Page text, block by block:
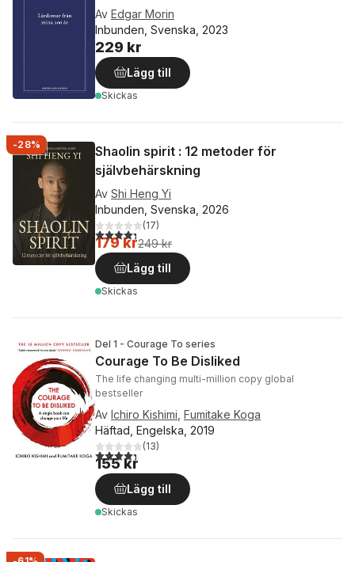
Av Edgar Morin
Inbunden, Svenska, 2023
229 kr
Lägg till
Skickas
-28%
Shaolin spirit : 12 metoder för
självbehärskning
Av Shi Heng Yi
Inbunden, Svenska, 2026
4,3utav 5 stjärnor. Totalt antal röster:
(17)
179 kr249 kr
Lägg till
Skickas
Del 1 - Courage To series
Courage To Be Disliked
The life changing multi-million copy global
bestseller
Av Ichiro Kishimi, Fumitake Koga
Häftad, Engelska, 2019
4,3utav 5 stjärnor. Totalt antal röster:
(13)
155 kr
Lägg till
Skickas